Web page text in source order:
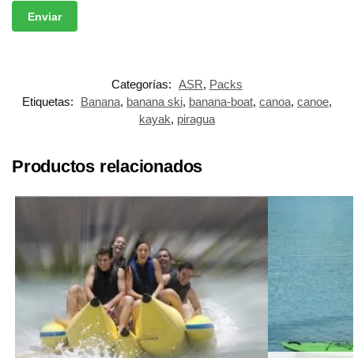
Categorías: ASR, Packs
Etiquetas:
Banana, banana ski, banana-boat, canoa, canoe,
kayak, piragua
Productos relacionados